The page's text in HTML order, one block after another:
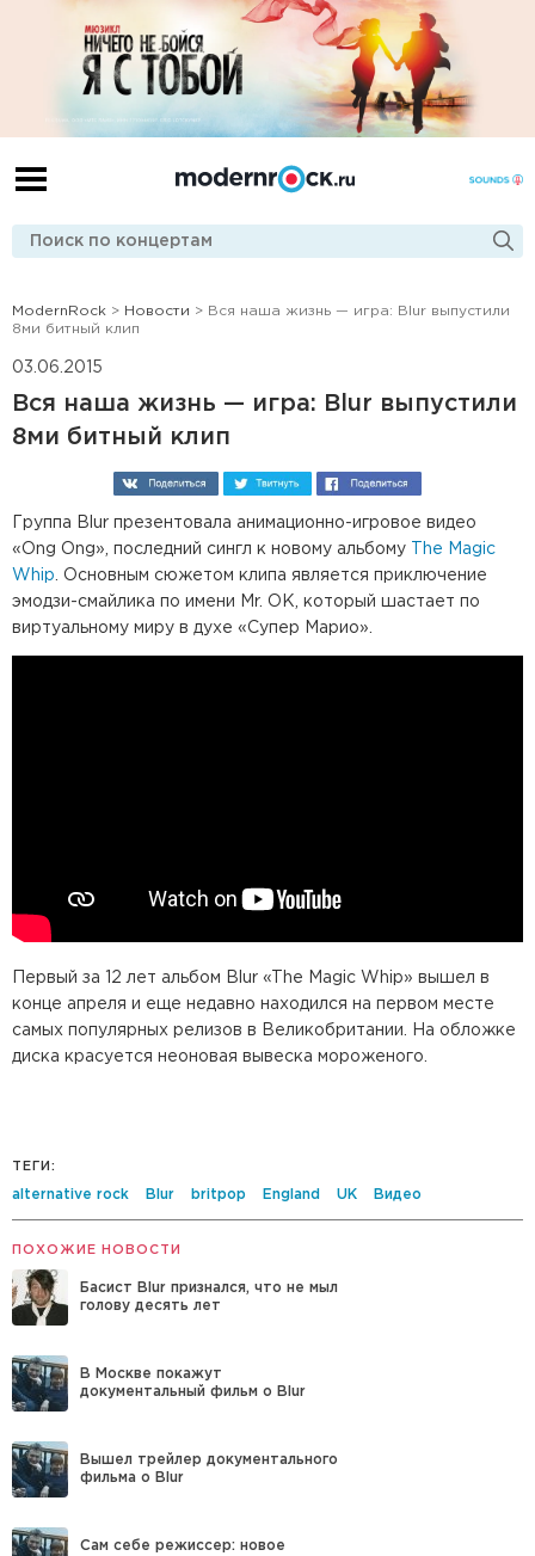
ModernRock > Новости > Вся наша жизнь — игра: Blur выпустили
8ми битный клип
03.06.2015
Вся наша жизнь — игра: Blur выпустили
8ми битный клип
Группа Blur презентовала анимационно-игровое видео
«Ong Ong», последний сингл к новому альбому
The Magic
Whip . Основным сюжетом клипа является приключение
эмодзи-смайлика по имени Mr. OK, который шастает по
виртуальному миру в духе «Супер Марио».
Первый за 12 лет альбом Blur «The Magic Whip» вышел в
конце апреля и еще недавно находился на первом месте
самых популярных релизов в Великобритании. На обложке
диска красуется неоновая вывеска мороженого.
ТЕГИ:
alternative rock Blur britpop England UK Видео
ПОХОЖИЕ НОВОСТИ
Басист Blur признался, что не мыл
голову десять лет
В Москве покажут
документальный фильм о Blur
Вышел трейлер документального
фильма о Blur
Сам себе режиссер: новое